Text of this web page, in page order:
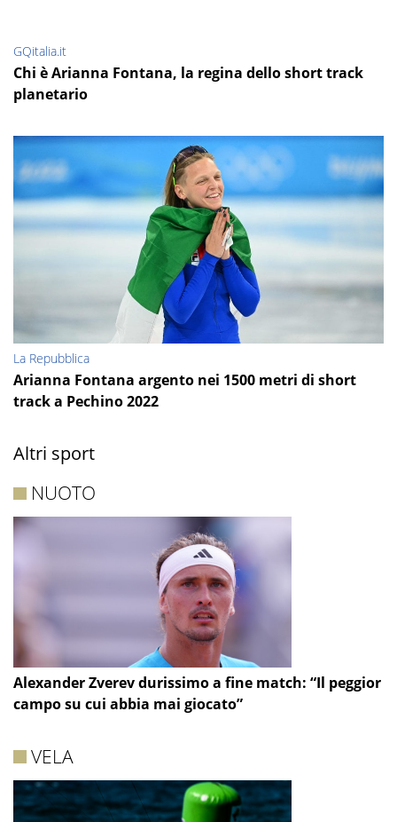
GQitalia.it
Chi è Arianna Fontana, la regina dello short track
planetario
La Repubblica
Arianna Fontana argento nei 1500 metri di short
track a Pechino 2022
Altri sport
NUOTO
Alexander Zverev durissimo a fine match: “Il peggior
campo su cui abbia mai giocato”
VELA